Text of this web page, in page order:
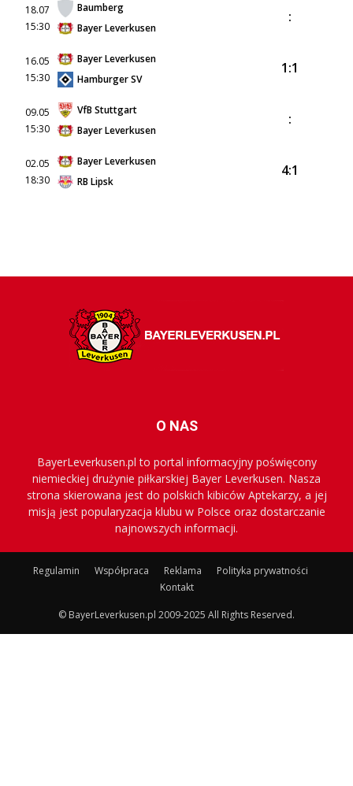
18.07
15:30
Baumberg
Bayer Leverkusen
:
16.05
15:30
Bayer Leverkusen
Hamburger SV
1:1
09.05
15:30
VfB Stuttgart
Bayer Leverkusen
:
02.05
18:30
Bayer Leverkusen
RB Lipsk
4:1
O NAS
BayerLeverkusen.pl to portal informacyjny poświęcony
niemieckiej drużynie piłkarskiej Bayer Leverkusen. Nasza
strona skierowana jest do polskich kibiców Aptekarzy, a jej
misją jest popularyzacja klubu w Polsce oraz dostarczanie
najnowszych informacji.
Regulamin Współpraca Reklama
Polityka prywatności
Kontakt
© BayerLeverkusen.pl 2009-2025 All Rights Reserved.